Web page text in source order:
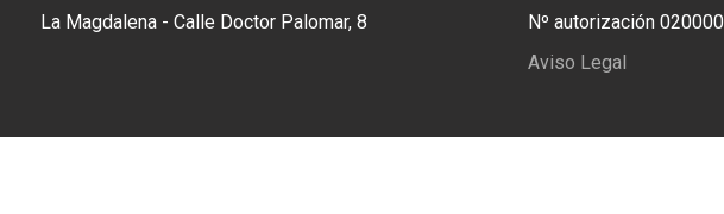
La Magdalena - Calle Doctor Palomar, 8
Nº autorización
Aviso Legal